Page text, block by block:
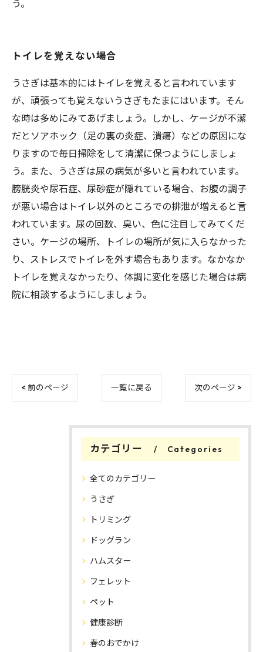
う。
トイレを覚えない場合
うさぎは基本的にはトイレを覚えると言われています
が、頑張っても覚えないうさぎもたまにはいます。そん
な時は多めにみてあげましょう。しかし、ケージが不潔
だとソアホック（足の裏の炎症、潰瘍）などの原因にな
りますので毎日掃除をして清潔に保つようにしましょ
う。また、うさぎは尿の病気が多いと言われています。
膀胱炎や尿石症、尿砂症が隠れている場合、お腹の調子
が悪い場合はトイレ以外のところでの排泄が増えると言
われています。尿の回数、臭い、色に注目してみてくだ
さい。ケージの場所、トイレの場所が気に入らなかった
り、ストレスでトイレを外す場合もあります。なかなか
トイレを覚えなかったり、体調に変化を感じた場合は病
院に相談するようにしましょう。
< 前のページ 一覧に戻る 次のページ >
カテゴリー Categories
全てのカテゴリー
うさぎ
トリミング
ドッグラン
ハムスター
フェレット
ペット
健康診断
春のおでかけ